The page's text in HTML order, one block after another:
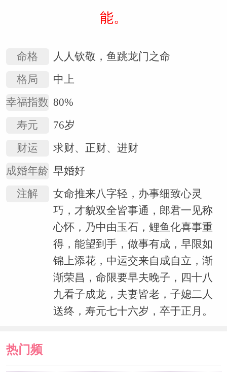
能。
命格
人人钦敬，鱼跳龙门之命
格局
中上
幸福指数 80%
寿元
76岁
财运
求财、正财、进财
成婚年龄 早婚好
注解
女命推来八字轻，办事细致心灵
巧，才貌双全皆事通，郎君一见称
心怀，乃中由玉石，鲤鱼化喜事重
得，能望到手，做事有成，早限如
锦上添花，中运交来自成自立，渐
渐荣昌，命限要早夫晚子，四十八
九看子成龙，夫妻皆老，子媳二人
送终，寿元七十六岁，卒于正月。
热门频